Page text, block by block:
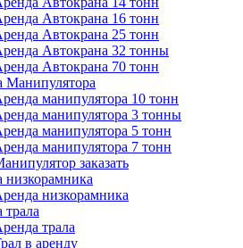
Автокрана 16 тонн
Автокрана 25 тонн
Автокрана 32 тонны
Автокрана 70 тонн
Манипулятора
манипулятора 10 тонн
манипулятора 3 тонны
манипулятора 5 тонн
манипулятора 7 тонн
заказать
низкорамника
низкорамника
трала
трала
в аренду